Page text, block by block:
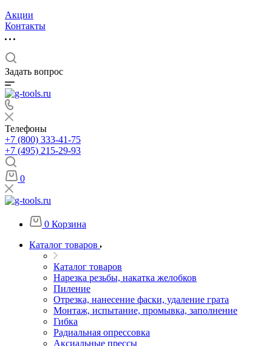
Акции
Контакты
Задать вопрос
Телефоны
+7 (800) 333-41-75
+7 (495) 215-29-93
0
0 Корзина
Каталог товаров
Каталог товаров
Нарезка резьбы, накатка желобков
Пиление
Отрезка, нанесение фаски, удаление грата
Монтаж, испытание, промывка, заполнение
Гибка
Радиальная опрессовка
Аксиальные прессы